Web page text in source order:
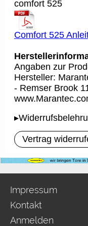
comfort 525
Comfort 525
Angaben zur
Hersteller:
- Remser Brook
Vertrag
Impressum
Kontakt
Anmelden